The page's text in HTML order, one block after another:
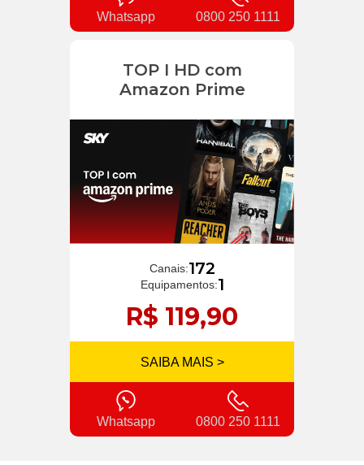
Whatsapp 0800 250 1111
TOP I HD com
Amazon Prime
Canais:172
Equipamentos:1
R$ 119,90
SAIBA MAIS >
Whatsapp 0800 250 1111